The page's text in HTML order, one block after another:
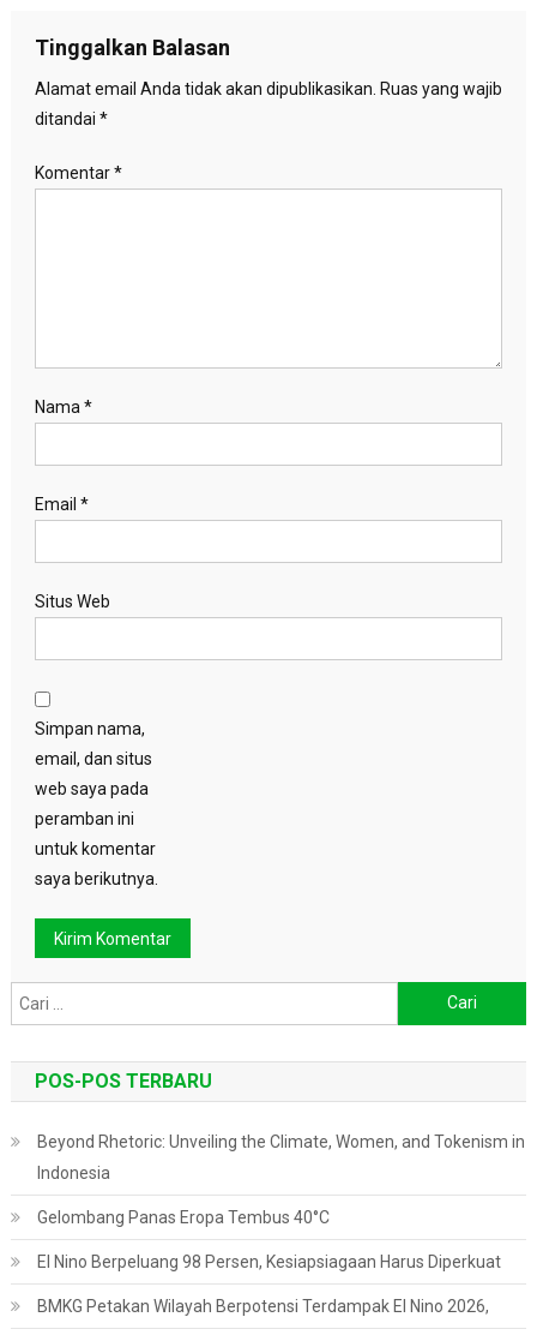
Tinggalkan Balasan
Alamat email Anda tidak akan dipublikasikan. Ruas yang wajib
ditandai *
Komentar*
Nama *
Email *
Situs Web
Simpan nama,
email, dan situs
web saya pada
peramban ini
untuk komentar
saya berikutnya.
untuk:
POS-POS TERBARU
Beyond Rhetoric: Unveiling the Climate, Women, and Tokenism in
Indonesia
Gelombang Panas Eropa Tembus 40°C
El Nino Berpeluang 98 Persen, Kesiapsiagaan Harus Diperkuat
BMKG Petakan Wilayah Berpotensi Terdampak El Nino 2026,